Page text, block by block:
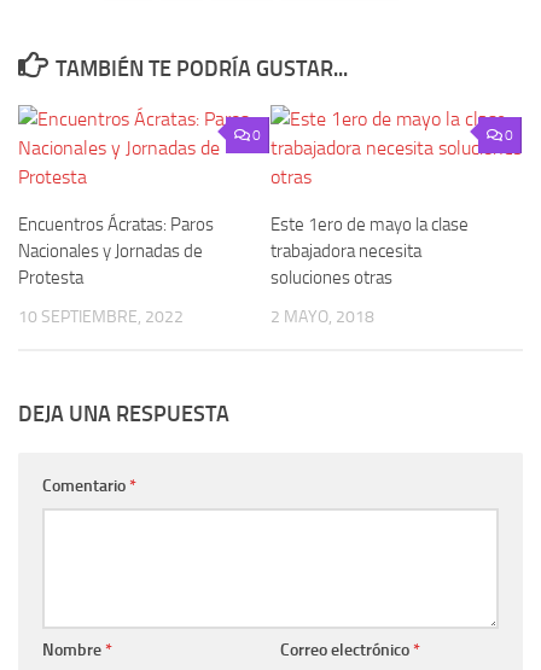
TAMBIÉN TE PODRÍA GUSTAR...
0
Encuentros Ácratas: Paros
Nacionales y Jornadas de
Protesta
10 SEPTIEMBRE, 2022
0
Este 1ero de mayo la clase
trabajadora necesita
soluciones otras
2 MAYO, 2018
DEJA UNA RESPUESTA
Comentario*
Nombre* Correo electrónico*